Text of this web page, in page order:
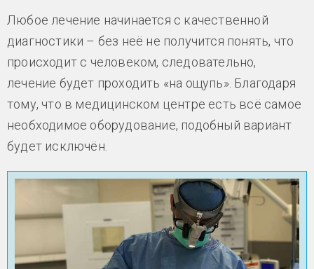
Любое лечение начинается с качественной
диагностики – без неё не получится понять, что
происходит с человеком, следовательно,
лечение будет проходить «на ощупь». Благодаря
тому, что в медицинском центре есть всё самое
необходимое оборудование, подобный вариант
будет исключён.